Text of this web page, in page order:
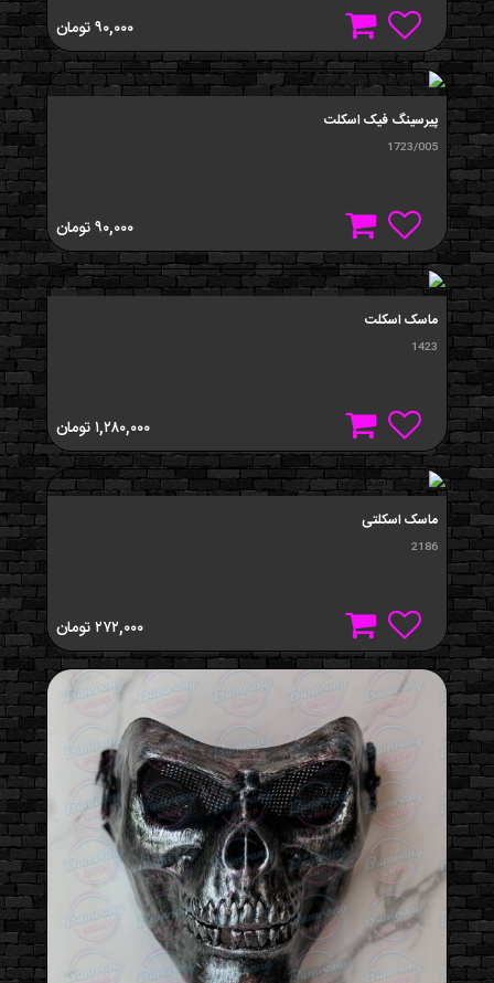
۹۰,۰۰۰تومان
پیرسینگ فیک اسکلت
1723/005
۹۰,۰۰۰تومان
ماسک اسکلت
1423
۱,۲۸۰,۰۰۰تومان
ماسک اسکلتی
2186
۲۷۲,۰۰۰تومان